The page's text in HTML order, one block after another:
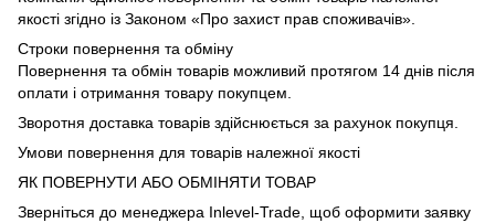
якості згідно із Законом «Про захист прав споживачів».
Строки повернення та обміну
Повернення та обмін товарів можливий протягом 14 днів після
оплати і отримання товару покупцем.
Зворотня доставка товарів здійснюється за рахунок покупця.
Умови повернення для товарів належної якості
ЯК ПОВЕРНУТИ АБО ОБМІНЯТИ ТОВАР
Зверніться до менеджера Inlevel-Trade, щоб оформити заявку